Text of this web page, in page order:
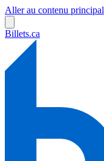
Aller au contenu principal
Billets.ca